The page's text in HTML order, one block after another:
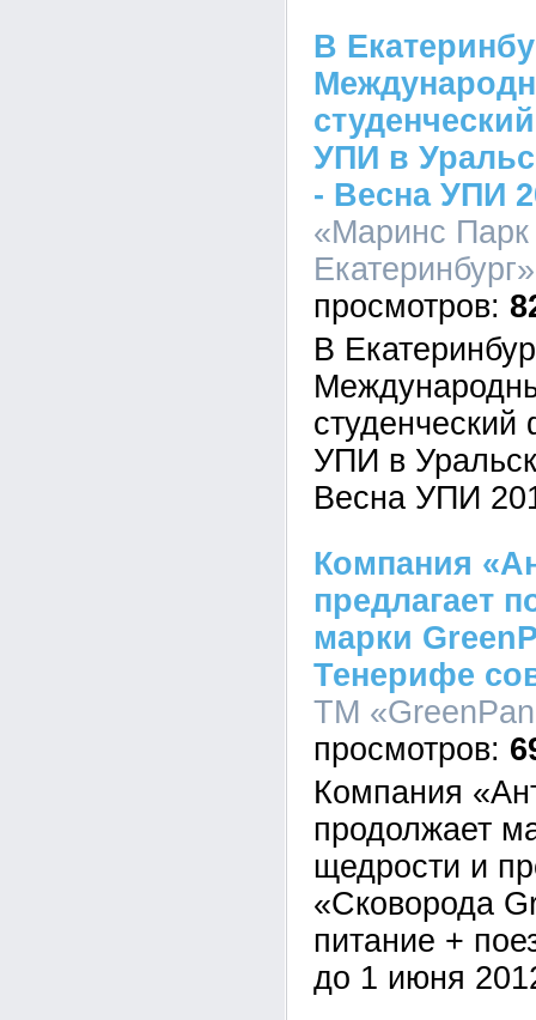
В
УПИ в
- Весна УПИ
«Маринс
В
УПИ в
Весна УПИ
Компания
предлагает
марки
Тенерифе
ТМ
Компания
продолжает
щедрости и
«Сковорода
питание +
до 1 июня